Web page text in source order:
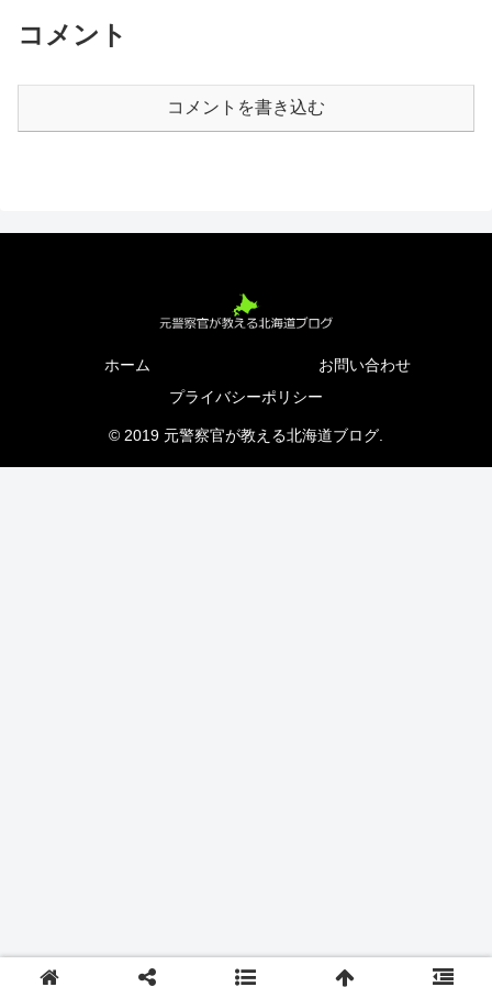
コメント
コメントを書き込む
ホーム
お問い合わせ
プライバシーポリシー
© 2019 元警察官が教える北海道ブログ.